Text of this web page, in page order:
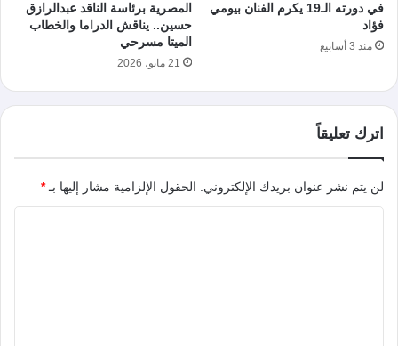
في دورته الـ19 يكرم الفنان بيومي
فؤاد
منذ 3 أسابيع
المصرية برئاسة الناقد عبدالرازق
حسين.. يناقش الدراما والخطاب
الميتا مسرحي
21 مايو، 2026
اترك تعليقاً
لن يتم نشر عنوان بريدك الإلكتروني. الحقول الإلزامية مشار إليها بـ*